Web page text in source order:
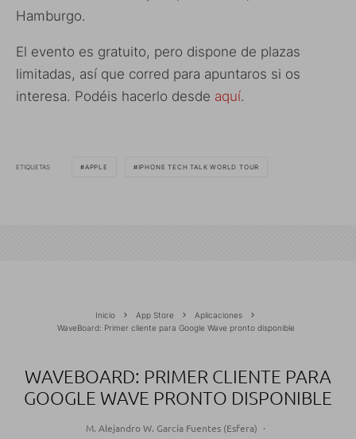
Hamburgo.
El evento es gratuito, pero dispone de plazas
limitadas, así que corred para apuntaros si os
interesa. Podéis hacerlo desde aquí.
ETIQUETAS APPLE IPHONE TECH TALK WORLD TOUR
Inicio App Store
Aplicaciones
WaveBoard: Primer cliente para Google Wave pronto disponible
WAVEBOARD: PRIMER CLIENTE PARA
GOOGLE WAVE PRONTO DISPONIBLE
M. Alejandro W. García Fuentes (Esfera) ·